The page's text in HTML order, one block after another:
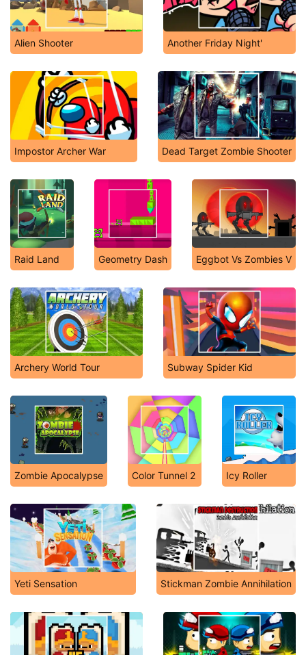
Alien Shooter Another Friday Night'
Impostor Archer War Dead Target Zombie Shooter
Raid Land Geometry Dash Eggbot Vs Zombies V
Archery World Tour Subway Spider Kid
Zombie Apocalypse Color Tunnel 2 Icy Roller
Yeti Sensation Stickman Zombie Annihilation